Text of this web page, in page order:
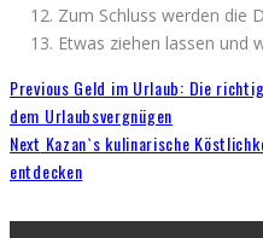
Zum Schluss werden die
Etwas ziehen lassen und
Previous Geld im Urlaub: Die
dem Urlaubsvergnügen
Next Kazan`s kulinarische
entdecken